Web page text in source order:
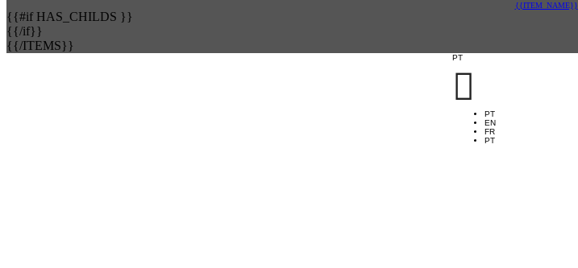
{{ITEM_NAME}}
{{#if HAS_CHILDS }}
{{/if}}
{{/ITEMS}}
PT

PT
EN
FR
PT